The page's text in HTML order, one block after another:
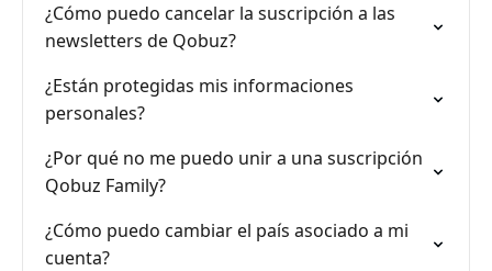
¿Cómo puedo cancelar la suscripción a las
newsletters de Qobuz?
¿Están protegidas mis informaciones
personales?
¿Por qué no me puedo unir a una suscripción
Qobuz Family?
¿Cómo puedo cambiar el país asociado a mi
cuenta?